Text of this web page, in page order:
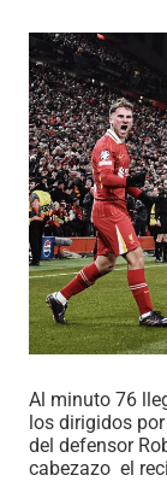
Al minuto 76
los dirigidos
del defensor
cabezazo el